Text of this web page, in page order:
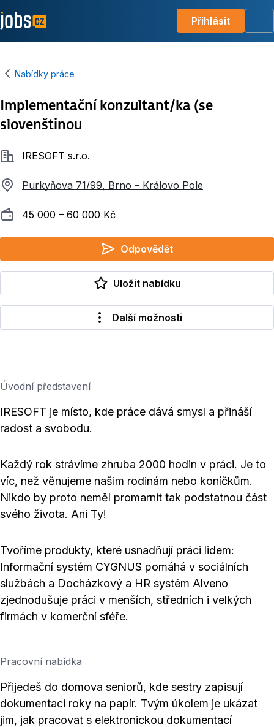
Přihlásit
Nabídky práce
Implementační konzultant/ka (se
slovenštinou
SpolečnostIRESOFT s.r.o.
Purkyňova 71/99, Brno – Královo Pole
Plat 45 000 ‍–‍ 60 000 Kč
Odpovědět
Uložit nabídku
Další možnosti
Úvodní představení
IRESOFT je místo, kde práce dává smysl a přináší
radost a svobodu.
Každý rok strávíme zhruba 2000 hodin v práci. Je to
víc, než věnujeme našim rodinám nebo koníčkům.
Nikdo by proto neměl promarnit tak podstatnou část
svého života. Ani Ty!
Tvoříme produkty, které usnadňují práci lidem:
Informační systém CYGNUS pomáhá v sociálních
službách a Docházkový a HR systém Alveno
zjednodušuje práci v menších, středních i velkých
firmách v komerční sféře.
Pracovní nabídka
Přijedeš do domova seniorů, kde sestry zapisují
dokumentaci roky na papír. Tvým úkolem je ukázat
jim, jak pracovat s elektronickou dokumentací